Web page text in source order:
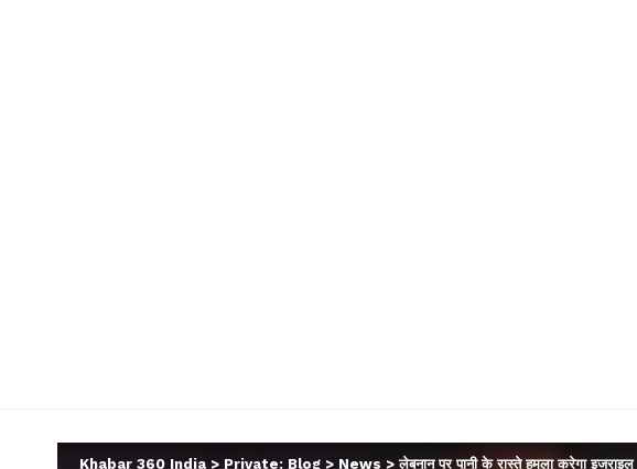
Khabar 360 India > Private: Blog > News >लेबनान पर पानी के रास्ते हमला करेगा इजराइल